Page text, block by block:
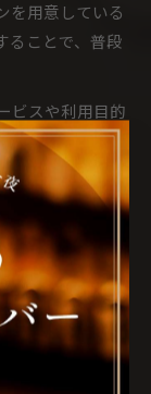
を用意している
ることで、普段
ビスや利用目的
帯や曜日は早め
を過ごしたい
みましょう。
バー選